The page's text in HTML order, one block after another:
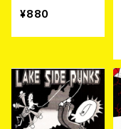
¥880